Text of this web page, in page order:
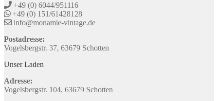
+49 (0) 6044/951116
+49 (0) 151/61428128
info@monamie-vintage.de
Postadresse:
Vogelsbergstr. 37, 63679 Schotten
Unser Laden
Adresse:
Vogelsbergstr. 104, 63679 Schotten